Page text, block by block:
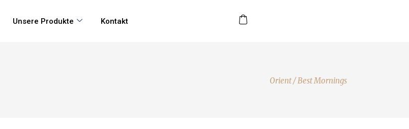
Unsere Produkte Kontakt
Orient/Best Mornings